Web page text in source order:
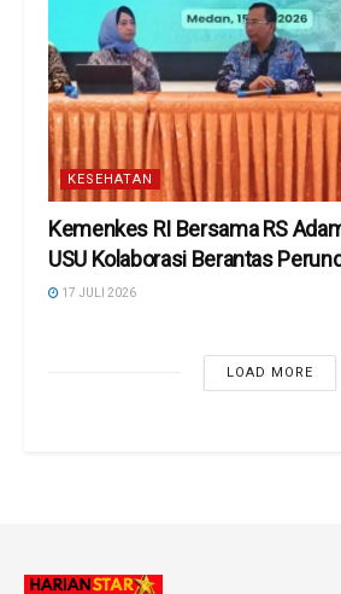
KESEHATAN
Kemenkes RI Bersama RS
USU Kolaborasi Berantas
17 JULI 2026
LOAD MORE